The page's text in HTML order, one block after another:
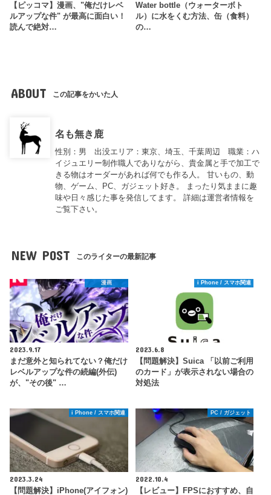
【ピッコマ】漫画、"俺だけレベ
ルアップな件" が最高に面白い！
読んで絶対…
Water bottle（ウォーターボト
ル）に水をくむ方法、缶（食料）
の…
ABOUT この記事をかいた人
名も無き鹿
性別：男 出没エリア：東京、埼玉、千葉周辺 職業：ハ
イジュエリー制作職人でありながら、貴金属と手で加工で
きる物はオーダーがあれば何でも作る人。 甘いもの、動
物、ゲーム、PC、ガジェット好き。 まったり気ままに趣
味や日々感じた事を発信してます。 詳細は運営者情報を
ご覧下さい。
NEW POST このライターの最新記事
漫画
2023.9.17
まだ意外と知られてない？俺だけ
レベルアップな件の続編(外伝)
が、"その後" …
i Phone / スマホ関連
2023.6.8
【問題解決】Suica 「以前ご利用
のカード」が表示されない場合の
対処法
i Phone / スマホ関連
2023.3.24
【問題解決】iPhone(アイフォン)
PC / ガジェット
2022.10.4
【レビュー】FPSにおすすめ、自